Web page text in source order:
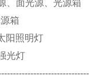
面光源、光源箱
箱
阳照明灯
光灯